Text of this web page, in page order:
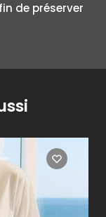
de préserver